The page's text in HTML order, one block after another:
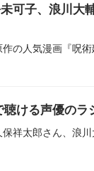
可子、浪川
ける声優のラ